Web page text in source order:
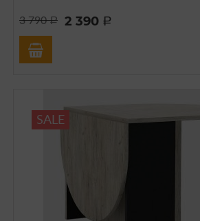
3 790a 2 390 a
SALE